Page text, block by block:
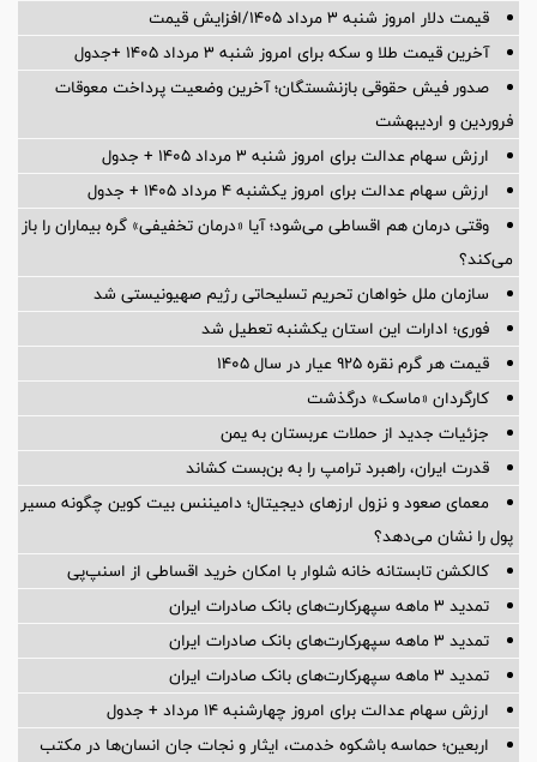
قیمت دلار امروز شنبه ۳ مرداد ۱۴۰۵/افزایش قیمت
آخرین قیمت طلا و سکه برای امروز شنبه ۳ مرداد ۱۴۰۵ +جدول
صدور فیش حقوقی بازنشستگان؛ آخرین وضعیت پرداخت معوقات
فروردین و اردیبهشت
ارزش سهام عدالت برای امروز شنبه ۳ مرداد ۱۴۰۵ + جدول
ارزش سهام عدالت برای امروز یکشنبه ۴ مرداد ۱۴۰۵ + جدول
وقتی درمان هم اقساطی می‌شود؛ آیا «درمان تخفیفی» گره بیماران را باز
می‌کند؟
سازمان ملل خواهان تحریم تسلیحاتی رژیم صهیونیستی شد
فوری؛ ادارات این استان یکشنبه تعطیل شد
قیمت هر گرم نقره ۹۲۵ عیار در سال ۱۴۰۵
کارگردان «ماسک» درگذشت
جزئیات جدید از حملات عربستان به یمن
قدرت ایران، راهبرد ترامپ را به بن‌بست کشاند
معمای صعود و نزول ارزهای دیجیتال؛ دامیننس بیت کوین چگونه مسیر
پول را نشان می‌دهد؟
کالکشن تابستانه خانه شلوار با امکان خرید اقساطی از اسنپ‌پی
تمدید 3 ماهه سپهرکارت‌های بانک صادرات ایران
تمدید 3 ماهه سپهرکارت‌های بانک صادرات ایران
تمدید 3 ماهه سپهرکارت‌های بانک صادرات ایران
ارزش سهام عدالت برای امروز چهارشنبه ۱۴ مرداد + جدول
اربعین؛ حماسه باشکوه خدمت، ایثار و نجات جان انسان‌ها در مکتب